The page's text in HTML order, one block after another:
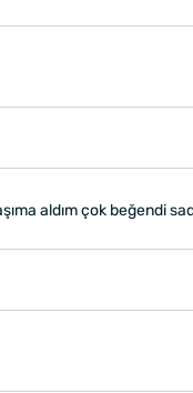
aldım çok beğendi